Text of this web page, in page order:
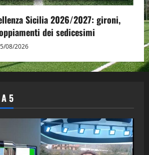
Sicilia 2026/2027: gironi,
dei sedicesimi
08/2026
5